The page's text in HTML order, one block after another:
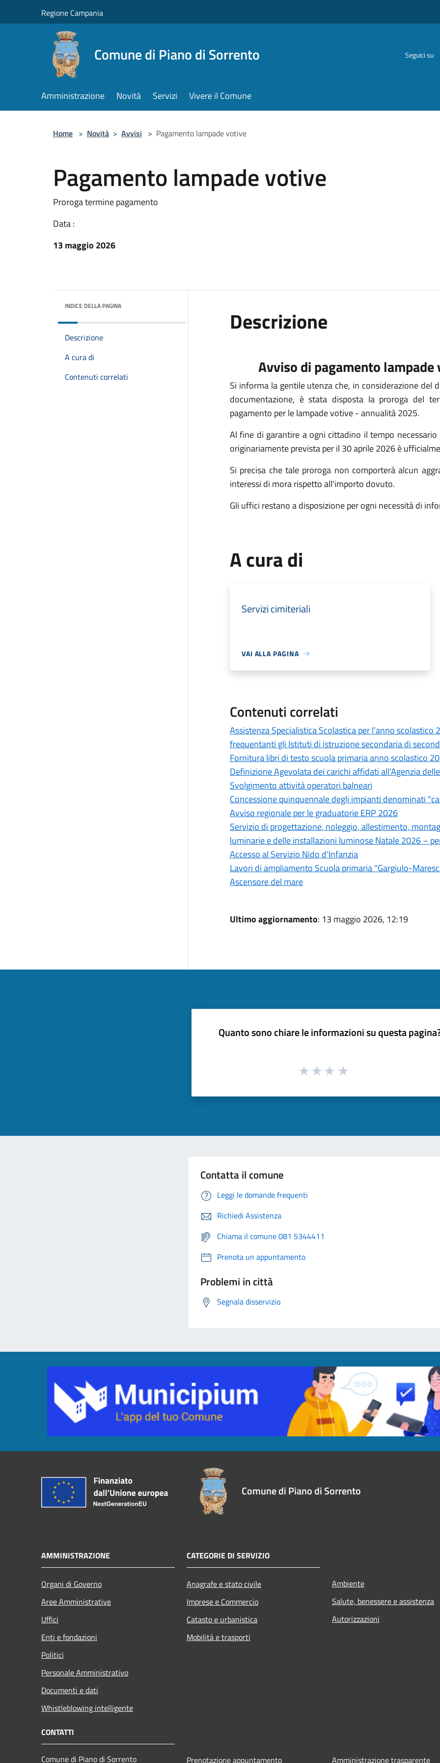
Regione Campania
Comune di Piano di Sorrento Seguici su
Amministrazione Novità Servizi Vivere il Comune
Home > Novità > Avvisi > Pagamento lampade votive
Pagamento lampade votive
Proroga termine pagamento
Data :
13 maggio 2026
INDICE DELLA PAGINA
Descrizione
A cura di
Contenuti correlati
Descrizione
Avviso di pagamento
Si informa la gentile utenza che, in considerazione
documentazione, è stata disposta la proroga del
pagamento per le lampade votive - annualità 2025.
Al fine di garantire a ogni cittadino il tempo necessario
originariamente prevista per il 30 aprile 2026 è
Si precisa che tale proroga non comporterà alcun
interessi di mora rispetto all'importo dovuto.
Gli uffici restano a disposizione per ogni necessità di
A cura di
Servizi cimiteriali
VAI ALLA PAGINA
Contenuti correlati
Assistenza Specialistica Scolastica per l’anno
frequentanti gli Istituti di istruzione secondaria di
Fornitura libri di testo scuola primaria anno scolastico
Definizione Agevolata dei carichi affidati all'Agenzia
Svolgimento attività operatori balneari
Concessione quinquennale degli impianti denominati
Avviso regionale per le graduatorie ERP 2026
Servizio di progettazione, noleggio, allestimento,
luminarie e delle installazioni luminose Natale 2026 –
Accesso al Servizio Nido d'Infanzia
Lavori di ampliamento Scuola primaria "Gargiulo-
Ascensore del mare
Ultimo aggiornamento: 13 maggio 2026, 12:19
Quanto sono chiare le informazioni su questa
Contatta il comune
Leggi le domande frequenti
Richiedi Assistenza
Chiama il comune 081 5344411
Prenota un appuntamento
Problemi in città
Segnala disservizio
Comune di Piano di Sorrento
AMMINISTRAZIONE
Organi di Governo
Aree Amministrative
Uffici
Enti e fondazioni
Politici
Personale Amministrativo
Documenti e dati
Whistleblowing intelligente
CATEGORIE DI SERVIZIO
Anagrafe e stato civile
Imprese e Commercio
Catasto e urbanistica
Mobilità e trasporti
Ambiente
Salute, benessere e assistenza
Autorizzazioni
CONTATTI
Comune di Piano di Sorrento Prenotazione appuntamento Amministrazione trasparente